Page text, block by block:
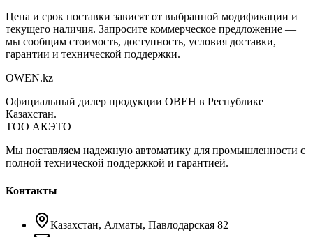
Цена и срок поставки зависят от выбранной модификации и
текущего наличия. Запросите коммерческое предложение —
мы сообщим стоимость, доступность, условия доставки,
гарантии и технической поддержки.
OWEN.kz
Официальный дилер продукции ОВЕН в Республике
Казахстан.
ТОО АКЭТО
Мы поставляем надежную автоматику для промышленности с
полной технической поддержкой и гарантией.
Контакты
Казахстан, Алматы, Павлодарская 82